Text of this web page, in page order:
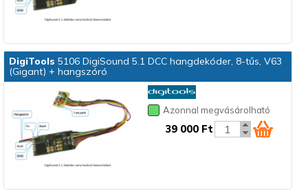
DigiTools 5106 DigiSound 5.1 DCC hangdekóder, 8-tűs, V63
(Gigant) + hangszóró
Azonnal megvásárolható
39 000 Ft